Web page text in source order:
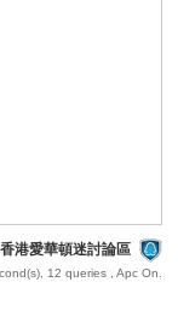
香港愛華頓迷討論區
12 queries , Apc On.